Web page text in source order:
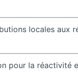
locales aux
pour la réactivité